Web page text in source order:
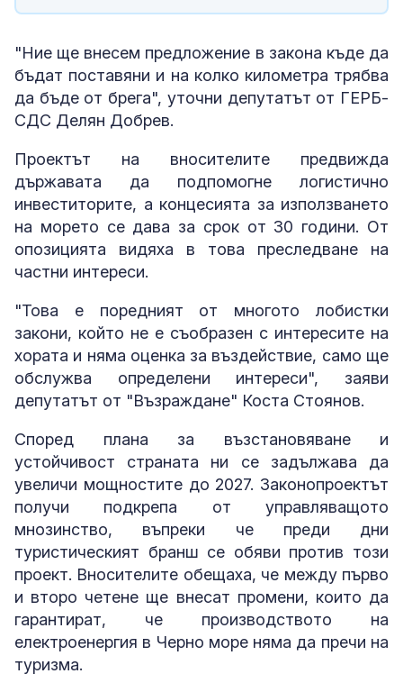
"Ние ще внесем предложение в закона къде да
бъдат поставяни и на колко километра трябва
да бъде от брега", уточни депутатът от ГЕРБ-
СДС Делян Добрев.
Проектът на вносителите предвижда
държавата да подпомогне логистично
инвеститорите, а концесията за използването
на морето се дава за срок от 30 години. От
опозицията видяха в това преследване на
частни интереси.
"Това е поредният от многото лобистки
закони, който не е съобразен с интересите на
хората и няма оценка за въздействие, само ще
обслужва определени интереси", заяви
депутатът от "Възраждане" Коста Стоянов.
Според плана за възстановяване и
устойчивост страната ни се задължава да
увеличи мощностите до 2027. Законопроектът
получи подкрепа от управляващото
мнозинство, въпреки че преди дни
туристическият бранш се обяви против този
проект. Вносителите обещаха, че между първо
и второ четене ще внесат промени, които да
гарантират, че производството на
електроенергия в Черно море няма да пречи на
туризма.